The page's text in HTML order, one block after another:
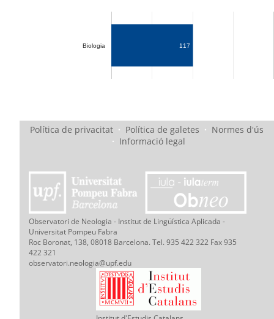
Biologia 117
Política de privacitat · Política de galetes · Normes d'ús
· Informació legal
Observatori de Neologia - Institut de Lingüística Aplicada -
Universitat Pompeu Fabra
Roc Boronat, 138, 08018 Barcelona. Tel. 935 422 322 Fax 935
422 321
observatori.neologia@upf.edu